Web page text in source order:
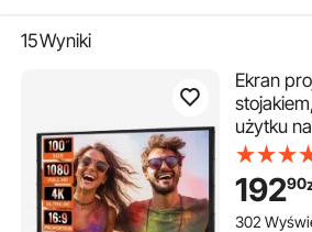
15Wyniki
Ekran
użytku
16:9 do
kemping
19290
302